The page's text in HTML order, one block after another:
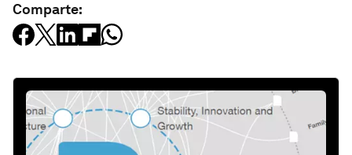
Comparte: